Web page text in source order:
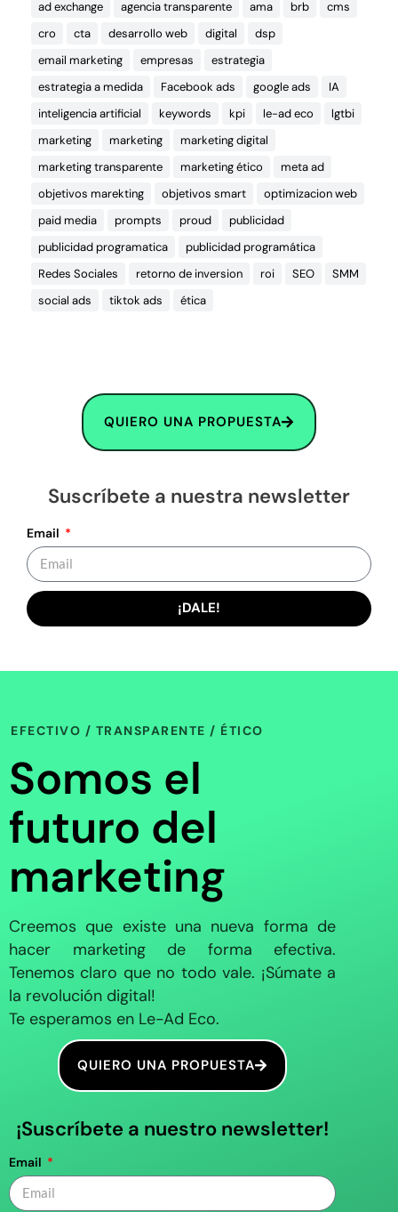
ad exchange agencia transparente ama brb
cms
cro
cta desarrollo web digital
dsp
email marketing
empresas
estrategia
estrategia a medida
Facebook ads google ads
IA
inteligencia artificial
keywords kpi le-ad eco
lgtbi
marketing
marketing
marketing digital
marketing transparente
marketing ético
meta ad
objetivos marekting
objetivos smart
optimizacion web
paid media
prompts proud
publicidad
publicidad programatica
publicidad programática
Redes Sociales
retorno de inversion roi SEO
SMM
social ads
tiktok ads ética
QUIERO UNA PROPUESTA
Suscríbete a nuestra newsletter
Email
¡DALE!
EFECTIVO / TRANSPARENTE / ÉTICO
Somos el
futuro del
marketing
Creemos que existe una nueva forma de
hacer marketing de forma efectiva.
Tenemos claro que no todo vale. ¡Súmate a
la revolución digital!
Te esperamos en Le-Ad Eco.
QUIERO UNA PROPUESTA
¡Suscríbete a nuestro newsletter!
Email